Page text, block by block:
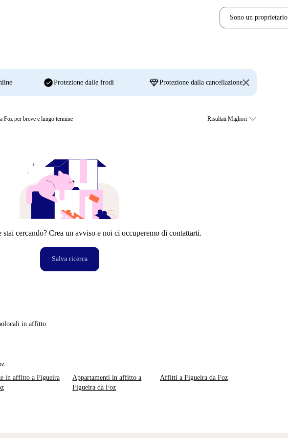
Sono un proprietario
check_circleProtezione dalle frodi diamondProtezione dalla cancellazione
Foz per breve e lungo termine
cercando? Crea un avviso e noi ci occuperemo di contattarti.
Salva ricerca
in affitto
in affitto a Figueira
Appartamenti in affitto a
Figueira da Foz
Affitti a Figueira da Foz